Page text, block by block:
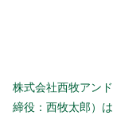
株式会社西牧アン
締役：西牧太郎）